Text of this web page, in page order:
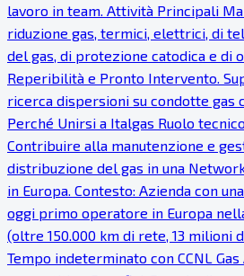
lavoro in team. Attività Principali
riduzione gas, termici, elettrici, di
del gas, di protezione catodica e di
Reperibilità e Pronto Intervento.
ricerca dispersioni su condotte gas
Perché Unirsi a Italgas Ruolo
Contribuire alla manutenzione e
distribuzione del gas in una
in Europa. Contesto: Azienda con
oggi primo operatore in Europa
(oltre 150.000 km di rete, 13 milioni
Tempo indeterminato con CCNL